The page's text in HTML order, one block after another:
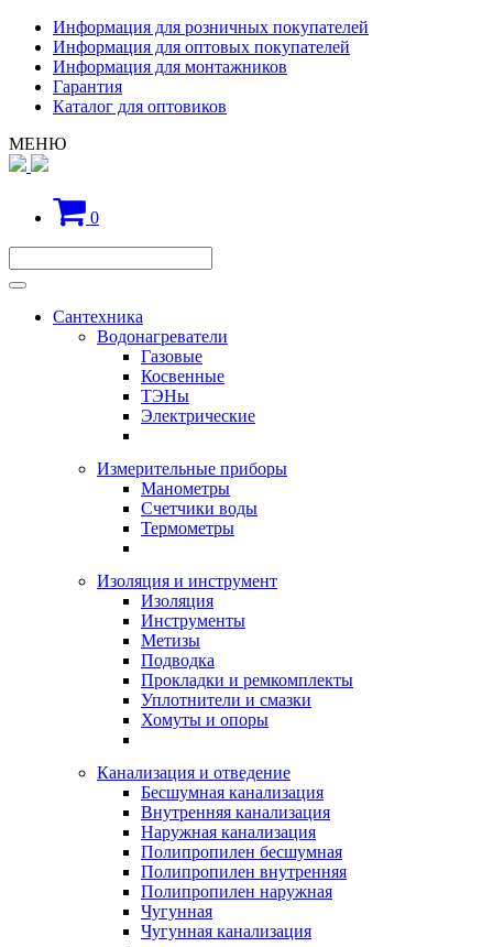
Информация для розничных покупателей
Информация для оптовых покупателей
Информация для монтажников
Гарантия
Каталог для оптовиков
МЕНЮ
0
Сантехника
Водонагреватели
Газовые
Косвенные
ТЭНы
Электрические
Измерительные приборы
Манометры
Счетчики воды
Термометры
Изоляция и инструмент
Изоляция
Инструменты
Метизы
Подводка
Прокладки и ремкомплекты
Уплотнители и смазки
Хомуты и опоры
Канализация и отведение
Бесшумная канализация
Внутренняя канализация
Наружная канализация
Полипропилен бесшумная
Полипропилен внутренняя
Полипропилен наружная
Чугунная
Чугунная канализация